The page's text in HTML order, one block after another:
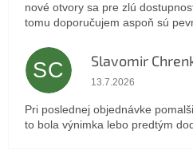
nové otvory sa pre zlú
tomu doporučujem aspoň sú
SC Slavomir
Hodnotenie
13.7.2026
Pri poslednej objednávke
to bola výnimka lebo predtým